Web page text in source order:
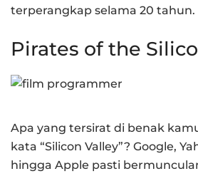
terperangkap selama 20 tahun.
Pirates of the
Apa yang tersirat di benak
kata “Silicon Valley”? Google,
hingga Apple pasti